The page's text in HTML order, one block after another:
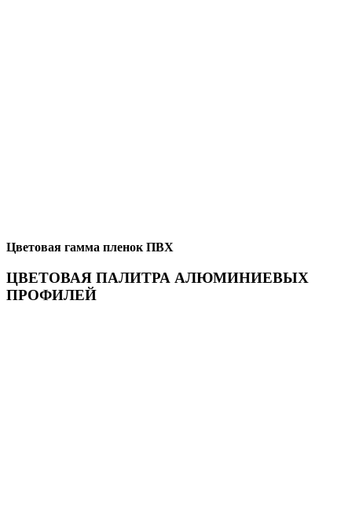
Цветовая гамма пленок ПВХ
ЦВЕТОВАЯ ПАЛИТРА АЛЮМИНИЕВЫХ
ПРОФИЛЕЙ